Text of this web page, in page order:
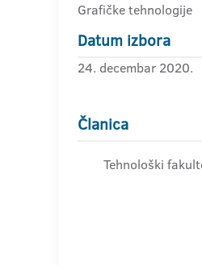
Grafičke tehnologije
Datum izbora
24. decembar 2020.
Članica
Tehnološki